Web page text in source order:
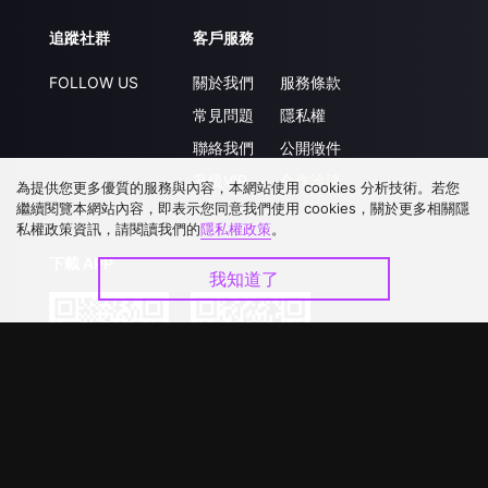
追蹤社群
FOLLOW US
客戶服務
關於我們
常見問題
聯絡我們
升級VIP
服務條款
隱私權
公開徵件
合作洽談
下載 APP
為提供您更多優質的服務與內容，本網站使用 cookies 分析技術。若您
繼續閱覽本網站內容，即表示您同意我們使用 cookies，關於更多相關隱
私權政策資訊，請閱讀我們的隱私權政策。
我知道了